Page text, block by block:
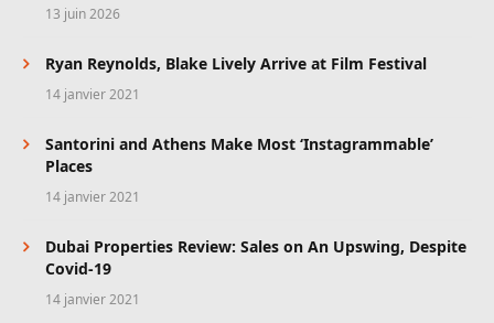
13 juin 2026
Ryan Reynolds, Blake Lively Arrive at Film Festival
14 janvier 2021
Santorini and Athens Make Most ‘Instagrammable’
Places
14 janvier 2021
Dubai Properties Review: Sales on An Upswing, Despite
Covid-19
14 janvier 2021